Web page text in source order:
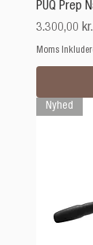
PUQ Prep
Pris
3.300,00 kr.
Moms
Nyhed